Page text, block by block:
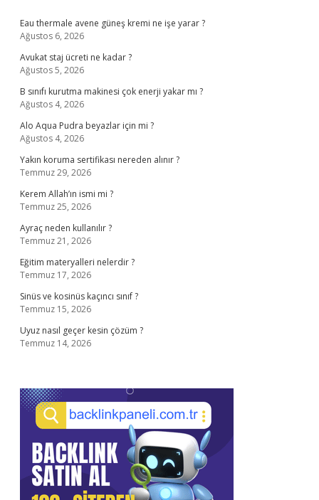
Eau thermale avene güneş kremi ne işe yarar ?
Ağustos 6, 2026
Avukat staj ücreti ne kadar ?
Ağustos 5, 2026
B sınıfı kurutma makinesi çok enerji yakar mı ?
Ağustos 4, 2026
Alo Aqua Pudra beyazlar için mi ?
Ağustos 4, 2026
Yakın koruma sertifikası nereden alınır ?
Temmuz 29, 2026
Kerem Allah’ın ismi mi ?
Temmuz 25, 2026
Ayraç neden kullanılır ?
Temmuz 21, 2026
Eğitim materyalleri nelerdir ?
Temmuz 17, 2026
Sinüs ve kosinüs kaçıncı sınıf ?
Temmuz 15, 2026
Uyuz nasıl geçer kesin çözüm ?
Temmuz 14, 2026